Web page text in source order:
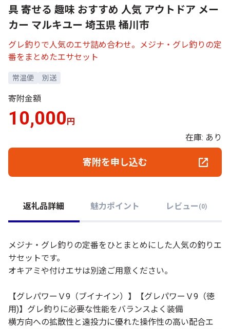
具 寄せる 趣味 おすすめ 人気 アウトドア メー
カー マルキユー 埼玉県 桶川市
グレ釣りで人気のエサ詰め合わせ。メジナ・グレ釣りの定
番をまとめたエサセット
常温便 別送
寄附金額
10,000 円
在庫: あり
寄附を申し込む
返礼品詳細 魅力ポイント レビュー (0)
メジナ・グレ釣りの定番をひとまとめにした人気の釣りエ
サセットです。
オキアミや付けエサは別途ご用意ください。
【グレパワーＶ9（ブイナイン）】【グレパワーＶ9（徳
用)】グレ釣りに必要な性能をバランスよく装備
横方向への拡散性と遠投力に優れた操作性の高い配合エ